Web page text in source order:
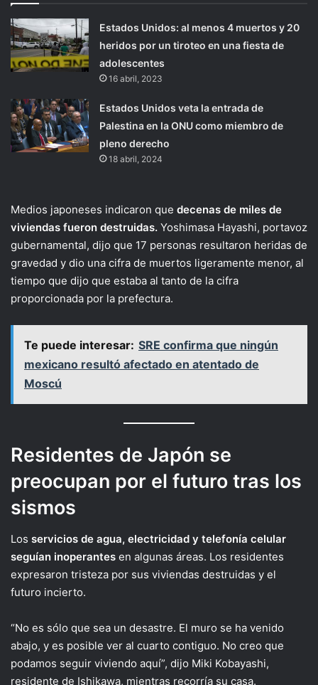
Estados Unidos: al menos 4 muertos y 20
heridos por un tiroteo en una fiesta de
adolescentes
16 abril, 2023
Estados Unidos veta la entrada de
Palestina en la ONU como miembro de
pleno derecho
18 abril, 2024
Medios japoneses indicaron que decenas de miles de
viviendas fueron destruidas. Yoshimasa Hayashi, portavoz
gubernamental, dijo que 17 personas resultaron heridas de
gravedad y dio una cifra de muertos ligeramente menor, al
tiempo que dijo que estaba al tanto de la cifra
proporcionada por la prefectura.
Te puede interesar: SRE confirma que ningún
mexicano resultó afectado en atentado de
Moscú
Residentes de Japón se
preocupan por el futuro tras los
sismos
Los servicios de agua, electricidad y telefonía celular
seguían inoperantes en algunas áreas. Los residentes
expresaron tristeza por sus viviendas destruidas y el
futuro incierto.
“No es sólo que sea un desastre. El muro se ha venido
abajo, y es posible ver al cuarto contiguo. No creo que
podamos seguir viviendo aquí”, dijo Miki Kobayashi,
residente de Ishikawa, mientras recorría su casa.